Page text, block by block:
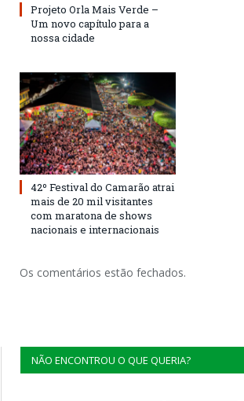
Projeto Orla Mais Verde –
Um novo capítulo para a
nossa cidade
42º Festival do Camarão atrai
mais de 20 mil visitantes
com maratona de shows
nacionais e internacionais
Os comentários estão fechados.
NÃO ENCONTROU O QUE QUERIA?